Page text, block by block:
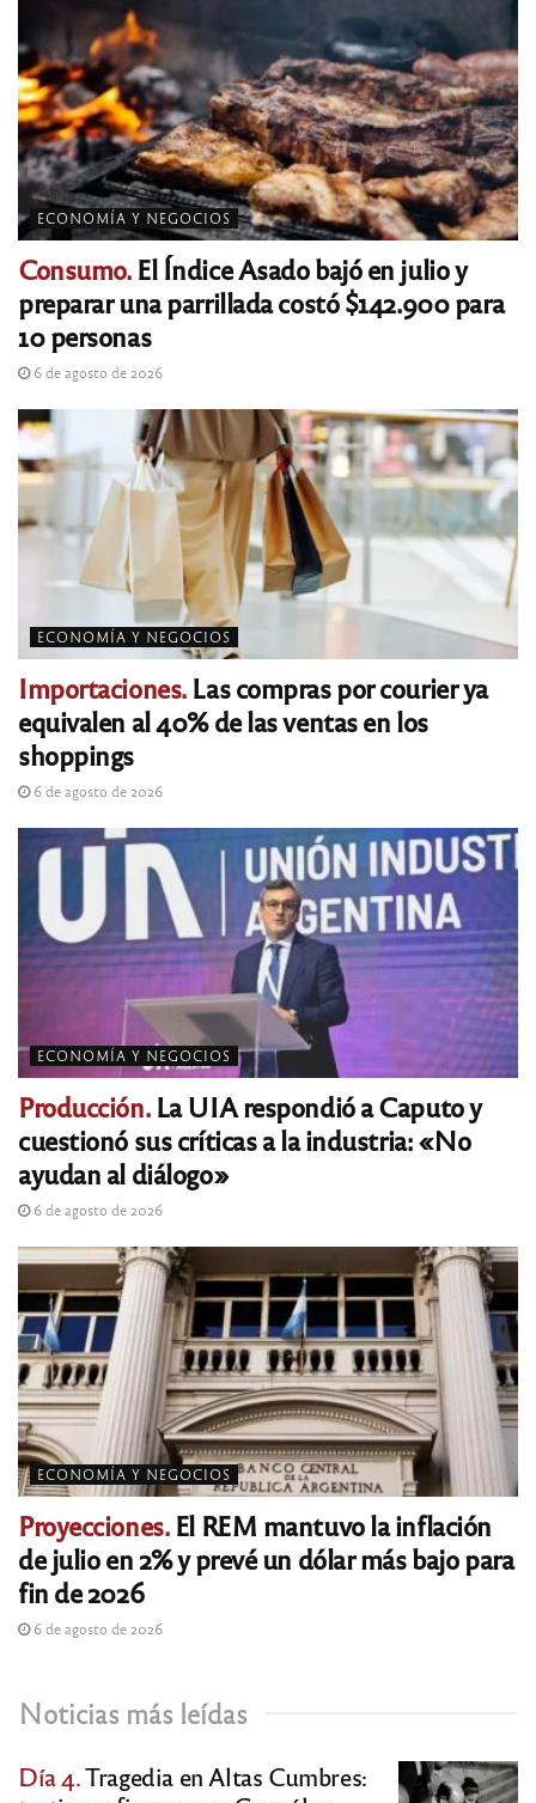
ECONOMÍA Y NEGOCIOS
Consumo.El Índice Asado bajó en julio y
preparar una parrillada costó $142.900 para
10 personas
6 de agosto de 2026
ECONOMÍA Y NEGOCIOS
Importaciones.Las compras por courier ya
equivalen al 40% de las ventas en los
shoppings
6 de agosto de 2026
ECONOMÍA Y NEGOCIOS
Producción.La UIA respondió a Caputo y
cuestionó sus críticas a la industria: «No
ayudan al diálogo»
6 de agosto de 2026
ECONOMÍA Y NEGOCIOS
Proyecciones.El REM mantuvo la inflación
de julio en 2% y prevé un dólar más bajo para
fin de 2026
6 de agosto de 2026
Noticias más leídas
Día 4.Tragedia en Altas Cumbres: